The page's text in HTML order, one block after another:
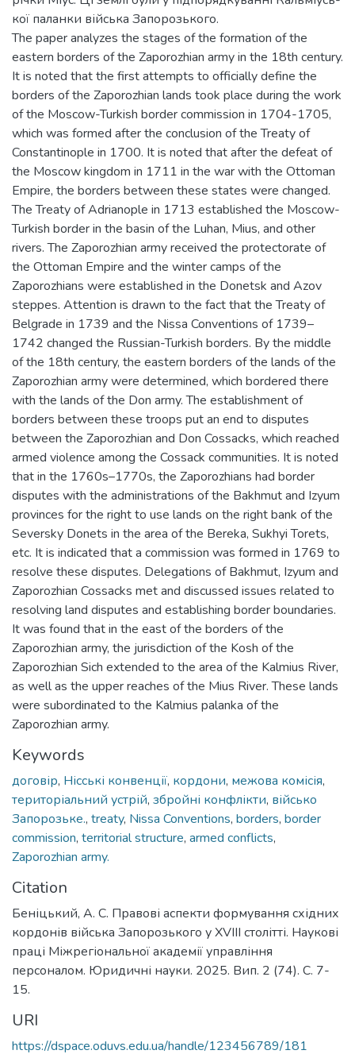
кої паланки війська Запорозького.
The paper analyzes the stages of the formation of the
eastern borders of the Zaporozhian army in the 18th century.
It is noted that the first attempts to officially define the
borders of the Zaporozhian lands took place during the work
of the Moscow-Turkish border commission in 1704-1705,
which was formed after the conclusion of the Treaty of
Constantinople in 1700. It is noted that after the defeat of
the Moscow kingdom in 1711 in the war with the Ottoman
Empire, the borders between these states were changed.
The Treaty of Adrianople in 1713 established the Moscow-
Turkish border in the basin of the Luhan, Mius, and other
rivers. The Zaporozhian army received the protectorate of
the Ottoman Empire and the winter camps of the
Zaporozhians were established in the Donetsk and Azov
steppes. Attention is drawn to the fact that the Treaty of
Belgrade in 1739 and the Nissa Conventions of 1739–
1742 changed the Russian-Turkish borders. By the middle
of the 18th century, the eastern borders of the lands of the
Zaporozhian army were determined, which bordered there
with the lands of the Don army. The establishment of
borders between these troops put an end to disputes
between the Zaporozhian and Don Cossacks, which reached
armed violence among the Cossack communities. It is noted
that in the 1760s–1770s, the Zaporozhians had border
disputes with the administrations of the Bakhmut and Izyum
provinces for the right to use lands on the right bank of the
Seversky Donets in the area of the Bereka, Sukhyi Torets,
etc. It is indicated that a commission was formed in 1769 to
resolve these disputes. Delegations of Bakhmut, Izyum and
Zaporozhian Cossacks met and discussed issues related to
resolving land disputes and establishing border boundaries.
It was found that in the east of the borders of the
Zaporozhian army, the jurisdiction of the Kosh of the
Zaporozhian Sich extended to the area of the Kalmius River,
as well as the upper reaches of the Mius River. These lands
were subordinated to the Kalmius palanka of the
Zaporozhian army.
Keywords
договір, Нісські конвенції, кордони, межова комісія,
територіальний устрій, збройні конфлікти, військо
Запорозьке., treaty, Nissa Conventions, borders, border
commission, territorial structure, armed conflicts,
Zaporozhian army.
Citation
Беніцький, А. С. Правові аспекти формування східних
кордонів війська Запорозького у XVIII столітті. Наукові
праці Міжрегіональної академії управління
персоналом. Юридичні науки. 2025. Вип. 2 (74). С. 7-
15.
URI
https://dspace.oduvs.edu.ua/handle/123456789/181